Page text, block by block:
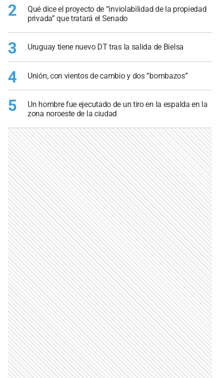
2
Qué dice el proyecto de “inviolabilidad de la propiedad
privada” que tratará el Senado
3 Uruguay tiene nuevo DT tras la salida de Bielsa
4 Unión, con vientos de cambio y dos “bombazos”
5
Un hombre fue ejecutado de un tiro en la espalda en la
zona noroeste de la ciudad